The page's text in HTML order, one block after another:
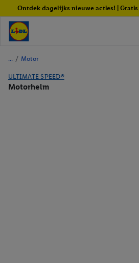
Ontdek dagelijks nieuwe acties! |
/ Motor
ULTIMATE SPEED®
Motorhelm